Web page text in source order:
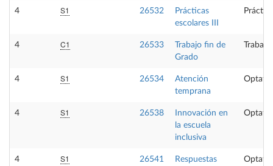
4 S1 26532
Prácticas
escolares III
4 C1 26533
Trabajo fin de
Grado
4 S1 26534
Atención
temprana
4 S1 26538
Innovación en
la escuela
inclusiva
4 S1 26541
Respuestas